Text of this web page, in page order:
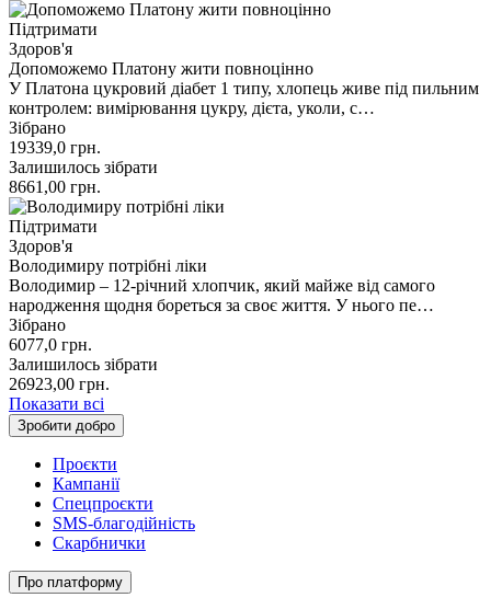
Підтримати
Здоров'я
Допоможемо Платону жити повноцінно
У Платона цукровий діабет 1 типу, хлопець живе під пильним
контролем: вимірювання цукру, дієта, уколи, с…
Зібрано
19339,0 грн.
Залишилось зібрати
8661,00 грн.
Підтримати
Здоров'я
Володимиру потрібні ліки
Володимир – 12-річний хлопчик, який майже від самого
народження щодня бореться за своє життя. У нього пе…
Зібрано
6077,0 грн.
Залишилось зібрати
26923,00 грн.
Показати всі
Зробити добро
Проєкти
Кампанії
Спецпроєкти
SMS-благодійність
Скарбнички
Про платформу